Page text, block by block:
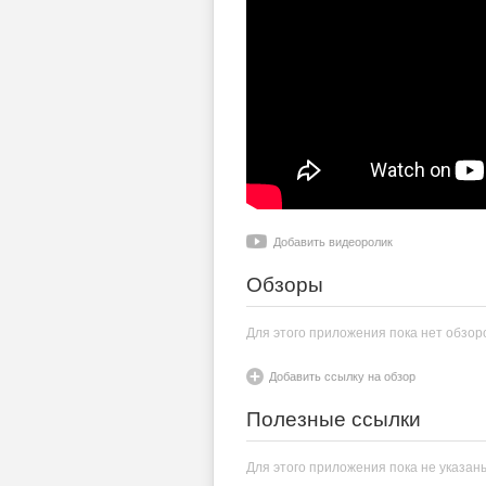
Добавить видеоролик
Обзоры
Для этого приложения пока нет
Добавить ссылку на обзор
Полезные ссылки
Для этого приложения пока не